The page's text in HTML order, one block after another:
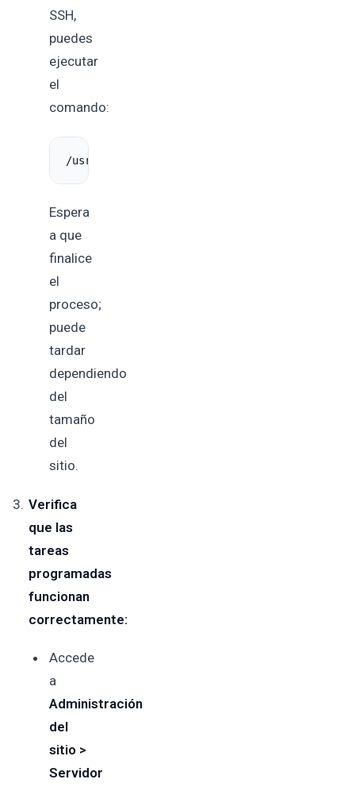
SSH,
puedes
ejecutar
el
comando:
Espera
a que
finalice
el
proceso;
puede
tardar
dependiendo
del
tamaño
del
sitio.
Verifica
que las
tareas
programadas
funcionan
correctamente:
Accede
a
Administración
del
sitio >
Servidor